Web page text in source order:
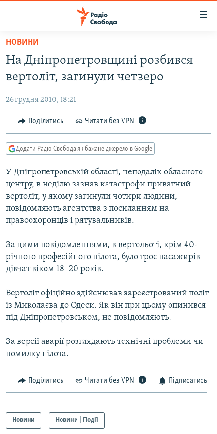
Перейти
основного
матеріалу
Перейти
до
навігації
Перейти
до
ВСЕ ЗА ДОБУ
СТАТТІ
ПОЛІТИКА
ЕКОНОМІКА
КУЛЬТУРА
СПОРТ
УКРАЇНА
СВІТ
ВІЙНА
РОСІЙСЬКА «ФІЛЬТРАЦІЯ»
КРИМ.РЕАЛІЇ
ТИ ЯК?
СХЕМИ
КИТАЙ.ВИКЛИКИ
МУЛЬТИМЕДІА
ФОТО
СПЕЦПРОЄКТИ
КРИМ РЕАЛІЇ
РУС
КТАТ
ДОЛУЧАЙСЯ!
НОВИНИ
На Дніпропетровщині розбився
вертоліт, загинули четверо
26 грудня 2010, 18:21
Поділитись Читати без VPN
Додати Радіо Свобода як бажане джерело в Google
У Дніпропетровській області, неподалік обласного
центру, в неділю зазнав катастрофи приватний
вертоліт, у якому загинули чотири людини,
повідомляють агентства з посиланням на
правоохоронців і рятувальників.
За цими повідомленнями, в вертольоті, крім 40-
річного професійного пілота, було троє пасажирів –
дівчат віком 18–20 років.
Вертоліт офіційно здійснював зареєстрований політ
із Миколаєва до Одеси. Як він при цьому опинився
під Дніпропетровськом, не повідомляють.
За версії аварії розглядають технічні проблеми чи
помилку пілота.
Поділитись Читати без VPN Підписатись
Новини Новини | Події